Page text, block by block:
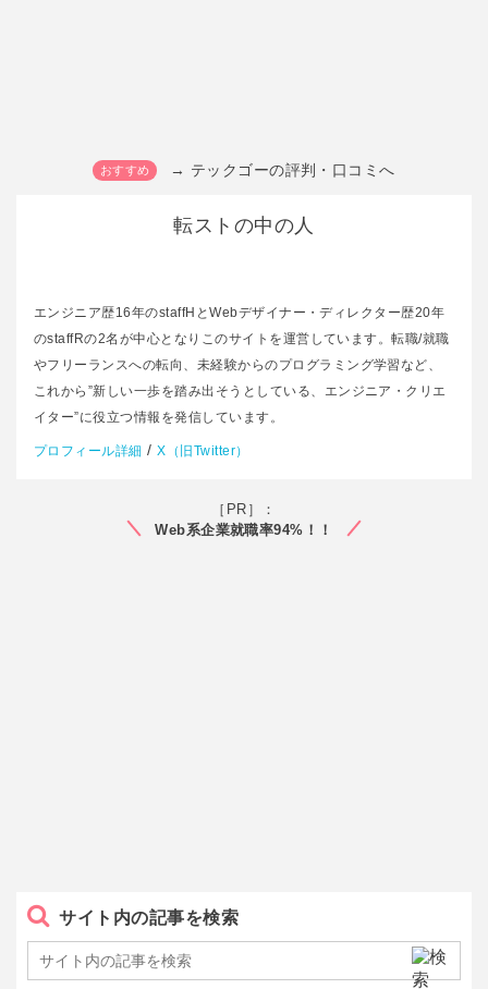
→ テックゴーの評判・口コミへ
転ストの中の人
エンジニア歴16年のstaffHとWebデザイナー・ディレクター歴20年
のstaffRの2名が中心となりこのサイトを運営しています。転職/就職
やフリーランスへの転向、未経験からのプログラミング学習など、
これから”新しい一歩を踏み出そうとしている、エンジニア・クリエ
イター”に役立つ情報を発信しています。
プロフィール詳細 /X（旧Twitter）
［PR］：
Web系企業就職率94%！！
サイト内の記事を検索